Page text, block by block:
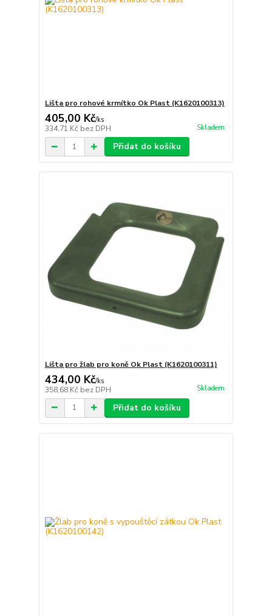
Lišta pro rohové krmítko Ok Plast (K1620100313)
405,00 Kč/ks
334,71 Kč bez DPH Skladem
Přidat do košíku
Lišta pro žlab pro koně Ok Plast (K1620100311)
434,00 Kč/ks
358,68 Kč bez DPH Skladem
Přidat do košíku